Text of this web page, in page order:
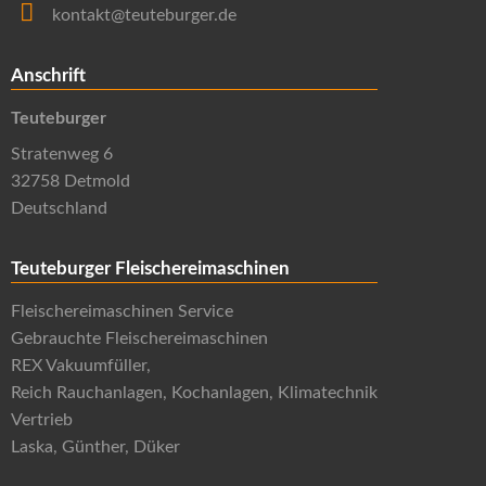
kontakt@teuteburger.de
Anschrift
Teuteburger
Stratenweg 6
32758 Detmold
Deutschland
Teuteburger Fleischereimaschinen
Fleischereimaschinen Service
Gebrauchte Fleischereimaschinen
REX Vakuumfüller,
Reich Rauchanlagen, Kochanlagen, Klimatechnik
Vertrieb
Laska, Günther, Düker